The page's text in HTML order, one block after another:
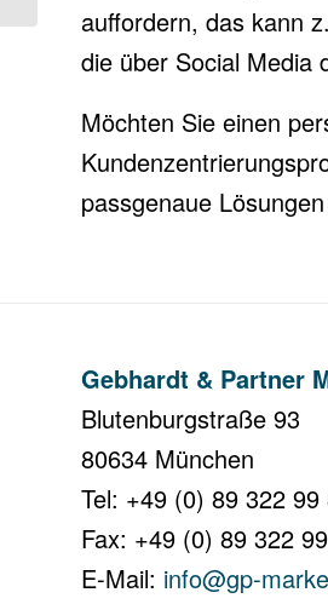
auffordern, das kann
die über Social Media
Möchten Sie einen
passgenaue
Gebhardt & Partner
Blutenburgstraße 93
80634 München
Tel: +49 (0) 89 322 99
Fax: +49 (0) 89 322
E-Mail: info@gp-